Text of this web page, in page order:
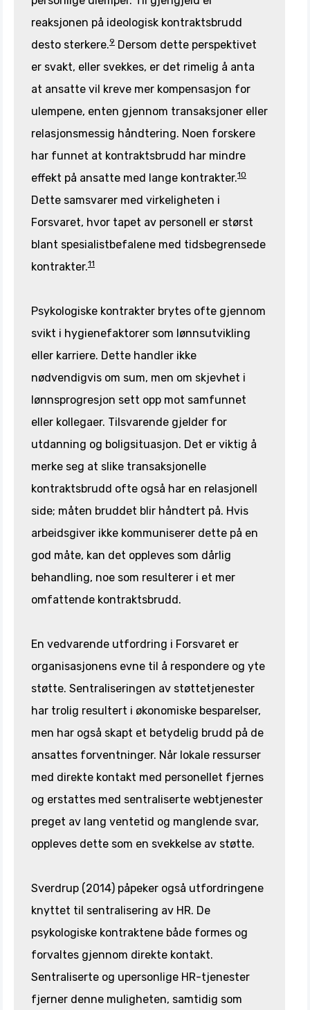
reaksjonen på ideologisk kontraktsbrudd
desto sterkere.9 Dersom dette perspektivet
er svakt, eller svekkes, er det rimelig å anta
at ansatte vil kreve mer kompensasjon for
ulempene, enten gjennom transaksjoner eller
relasjonsmessig håndtering. Noen forskere
har funnet at kontraktsbrudd har mindre
effekt på ansatte med lange kontrakter.10
Dette samsvarer med virkeligheten i
Forsvaret, hvor tapet av personell er størst
blant spesialistbefalene med tidsbegrensede
kontrakter.11
Psykologiske kontrakter brytes ofte gjennom
svikt i hygienefaktorer som lønnsutvikling
eller karriere. Dette handler ikke
nødvendigvis om sum, men om skjevhet i
lønnsprogresjon sett opp mot samfunnet
eller kollegaer. Tilsvarende gjelder for
utdanning og boligsituasjon. Det er viktig å
merke seg at slike transaksjonelle
kontraktsbrudd ofte også har en relasjonell
side; måten bruddet blir håndtert på. Hvis
arbeidsgiver ikke kommuniserer dette på en
god måte, kan det oppleves som dårlig
behandling, noe som resulterer i et mer
omfattende kontraktsbrudd.
En vedvarende utfordring i Forsvaret er
organisasjonens evne til å respondere og yte
støtte. Sentraliseringen av støttetjenester
har trolig resultert i økonomiske besparelser,
men har også skapt et betydelig brudd på de
ansattes forventninger. Når lokale ressurser
med direkte kontakt med personellet fjernes
og erstattes med sentraliserte webtjenester
preget av lang ventetid og manglende svar,
oppleves dette som en svekkelse av støtte.
Sverdrup (2014) påpeker også utfordringene
knyttet til sentralisering av HR. De
psykologiske kontraktene både formes og
forvaltes gjennom direkte kontakt.
Sentraliserte og upersonlige HR-tjenester
fjerner denne muligheten, samtidig som